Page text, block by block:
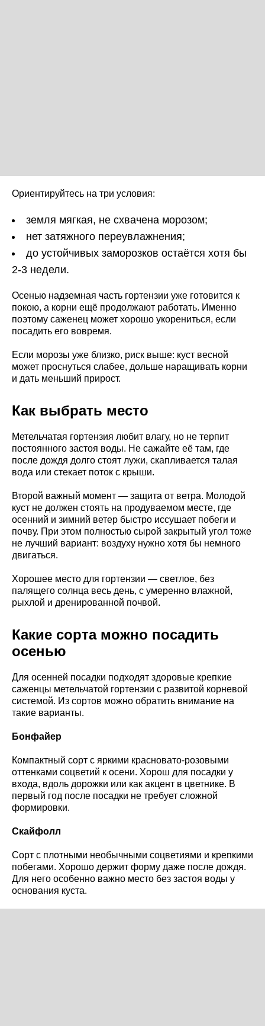
Ориентируйтесь на три условия:
земля мягкая, не схвачена морозом;
нет затяжного переувлажнения;
до устойчивых заморозков остаётся хотя бы
2-3 недели.
Осенью надземная часть гортензии уже готовится к
покою, а корни ещё продолжают работать. Именно
поэтому саженец может хорошо укорениться, если
посадить его вовремя.
Если морозы уже близко, риск выше: куст весной
может проснуться слабее, дольше наращивать корни
и дать меньший прирост.
Как выбрать место
Метельчатая гортензия любит влагу, но не терпит
постоянного застоя воды. Не сажайте её там, где
после дождя долго стоят лужи, скапливается талая
вода или стекает поток с крыши.
Второй важный момент — защита от ветра. Молодой
куст не должен стоять на продуваемом месте, где
осенний и зимний ветер быстро иссушает побеги и
почву. При этом полностью сырой закрытый угол тоже
не лучший вариант: воздуху нужно хотя бы немного
двигаться.
Хорошее место для гортензии — светлое, без
палящего солнца весь день, с умеренно влажной,
рыхлой и дренированной почвой.
Какие сорта можно посадить
осенью
Для осенней посадки подходят здоровые крепкие
саженцы метельчатой гортензии с развитой корневой
системой. Из сортов можно обратить внимание на
такие варианты.
Бонфайер
Компактный сорт с яркими красновато-розовыми
оттенками соцветий к осени. Хорош для посадки у
входа, вдоль дорожки или как акцент в цветнике. В
первый год после посадки не требует сложной
формировки.
Скайфолл
Сорт с плотными необычными соцветиями и крепкими
побегами. Хорошо держит форму даже после дождя.
Для него особенно важно место без застоя воды у
основания куста.